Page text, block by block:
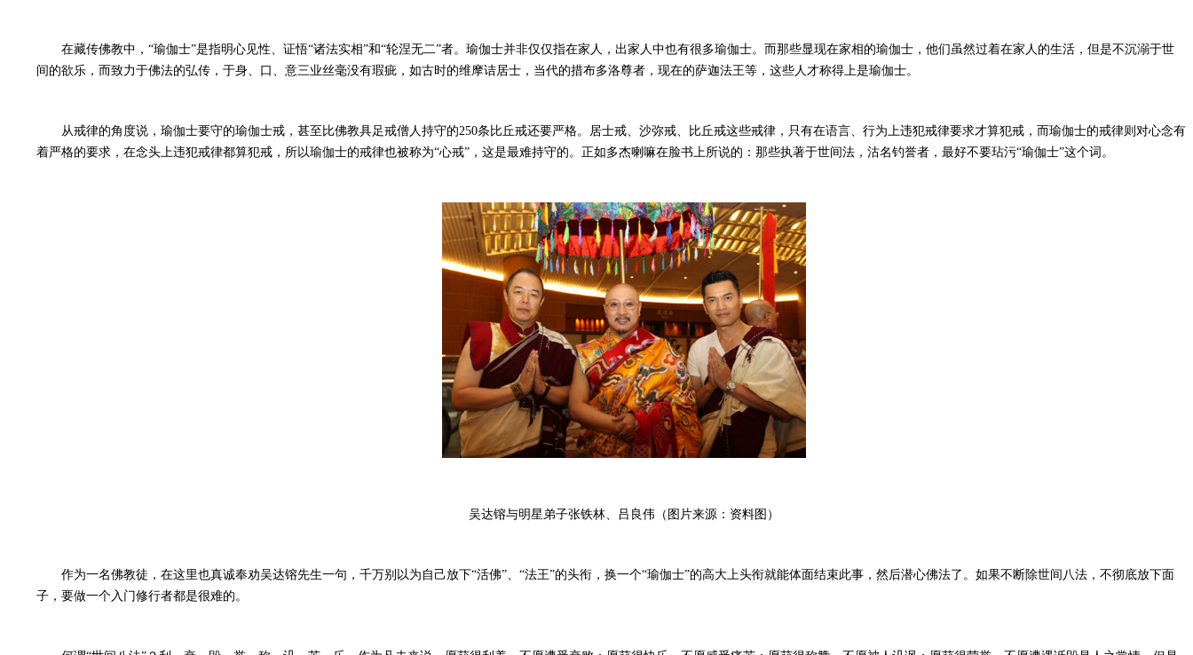
在藏传佛教中，“瑜伽士”是指明心见性、证悟“诸法实相”和“轮涅无二”者。瑜伽士并非仅仅指在家人，出家人中也有很多瑜伽士。而那些显现在家相的瑜伽士，他们虽然过着在家人的生活，但是不沉溺于世
间的欲乐，而致力于佛法的弘传，于身、口、意三业丝毫没有瑕疵，如古时的维摩诘居士，当代的措布多洛尊者，现在的萨迦法王等，这些人才称得上是瑜伽士。
从戒律的角度说，瑜伽士要守的瑜伽士戒，甚至比佛教具足戒僧人持守的250条比丘戒还要严格。居士戒、沙弥戒、比丘戒这些戒律，只有在语言、行为上违犯戒律要求才算犯戒，而瑜伽士的戒律则对心念有
着严格的要求，在念头上违犯戒律都算犯戒，所以瑜伽士的戒律也被称为“心戒”，这是最难持守的。正如多杰喇嘛在脸书上所说的：那些执著于世间法，沽名钓誉者，最好不要玷污“瑜伽士”这个词。
吴达镕与明星弟子张铁林、吕良伟（图片来源：资料图）
作为一名佛教徒，在这里也真诚奉劝吴达镕先生一句，千万别以为自己放下“活佛”、“法王”的头衔，换一个“瑜伽士”的高大上头衔就能体面结束此事，然后潜心佛法了。如果不断除世间八法，不彻底放下面
子，要做一个入门修行者都是很难的。